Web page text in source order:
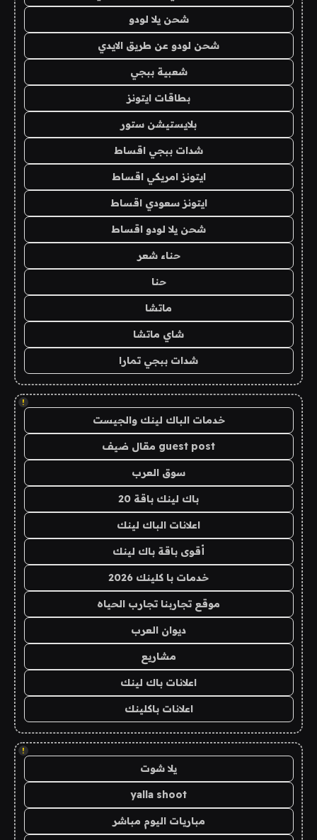
شحن يلا لودو
شحن لودو عن طريق الايدي
شعبية ببجي
بطاقات ايتونز
بلايستيشن ستور
شدات ببجي اقساط
ايتونز امريكي اقساط
ايتونز سعودي اقساط
شحن يلا لودو اقساط
حناء شعر
حنا
ماتشا
شاي ماتشا
شدات ببجي تمارا
!
خدمات الباك لينك والجيست
guest post مقال ضيف
سوق العرب
باك لينك باقة 20
اعلانات الباك لينك
أقوى باقة باك لينك
خدمات با كلينك 2026
موقع تجاربنا تجارب الحياه
ديوان العرب
مشاريع
اعلانات باك لينك
اعلانات باكلينك
!
يلا شوت
yalla shoot
مباريات اليوم مباشر